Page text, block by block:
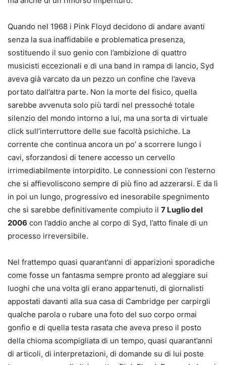
Quando nel 1968 i Pink Floyd decidono di andare avanti
senza la sua inaffidabile e problematica presenza,
sostituendo il suo genio con l’ambizione di quattro
musicisti eccezionali e di una band in rampa di lancio, Syd
aveva già varcato da un pezzo un confine che l’aveva
portato dall’altra parte. Non la morte del fisico, quella
sarebbe avvenuta solo più tardi nel pressoché totale
silenzio del mondo intorno a lui, ma una sorta di virtuale
click sull’interruttore delle sue facoltà psichiche. La
corrente che continua ancora un po’ a scorrere lungo i
cavi, sforzandosi di tenere accesso un cervello
irrimediabilmente intorpidito. Le connessioni con l’esterno
che si affievoliscono sempre di più fino ad azzerarsi. E da lì
in poi un lungo, progressivo ed inesorabile spegnimento
che si sarebbe definitivamente compiuto il 7 Luglio del
2006 con l’addio anche al corpo di Syd, l’atto finale di un
processo irreversibile.
Nel frattempo quasi quarant’anni di apparizioni sporadiche
come fosse un fantasma sempre pronto ad aleggiare sui
luoghi che una volta gli erano appartenuti, di giornalisti
appostati davanti alla sua casa di Cambridge per carpirgli
qualche parola o rubare una foto del suo corpo ormai
gonfio e di quella testa rasata che aveva preso il posto
della chioma scompigliata di un tempo, quasi quarant’anni
di articoli, di interpretazioni, di domande su di lui poste